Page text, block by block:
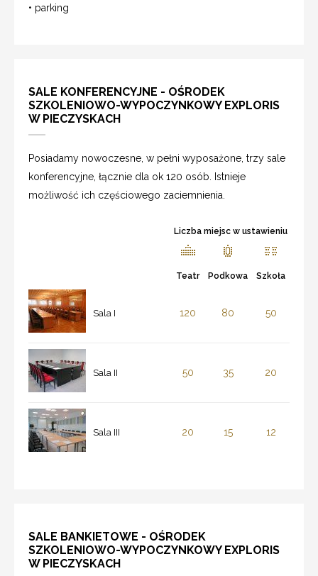
• parking
SALE KONFERENCYJNE - OŚRODEK
SZKOLENIOWO-WYPOCZYNKOWY EXPLORIS
W PIECZYSKACH
Posiadamy nowoczesne, w pełni wyposażone, trzy sale
konferencyjne, łącznie dla ok 120 osób. Istnieje
możliwość ich częściowego zaciemnienia.
Liczba miejsc w ustawieniu
Teatr Podkowa Szkoła
Sala I 120 80 50
Sala II 50 35 20
Sala III 20 15 12
SALE BANKIETOWE - OŚRODEK
SZKOLENIOWO-WYPOCZYNKOWY EXPLORIS
W PIECZYSKACH